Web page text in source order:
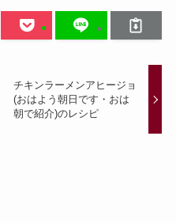
チキンラーメンアヒージョ
(おはよう朝日です・おは
朝で紹介)のレシピ